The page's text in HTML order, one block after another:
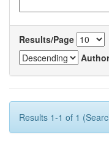
Results/Page
Results 1-1 of 1